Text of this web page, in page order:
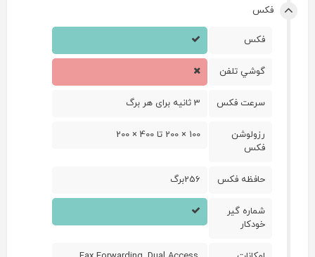
فکس
فکس
گوشي تلفن
سرعت فکس 3 ثانیه برای هر برگ
رزولوشن
فکس
100 × 200 تا 400 × 200
حافظه فکس 256برگ
شماره گير
خودکار